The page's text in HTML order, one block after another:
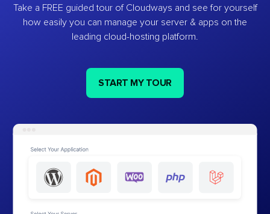
Take a FREE guided tour of Cloudways and see for yourself
how easily you can manage your server & apps on the
leading cloud-hosting platform.
START MY TOUR